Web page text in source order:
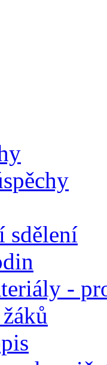
sdělení
-